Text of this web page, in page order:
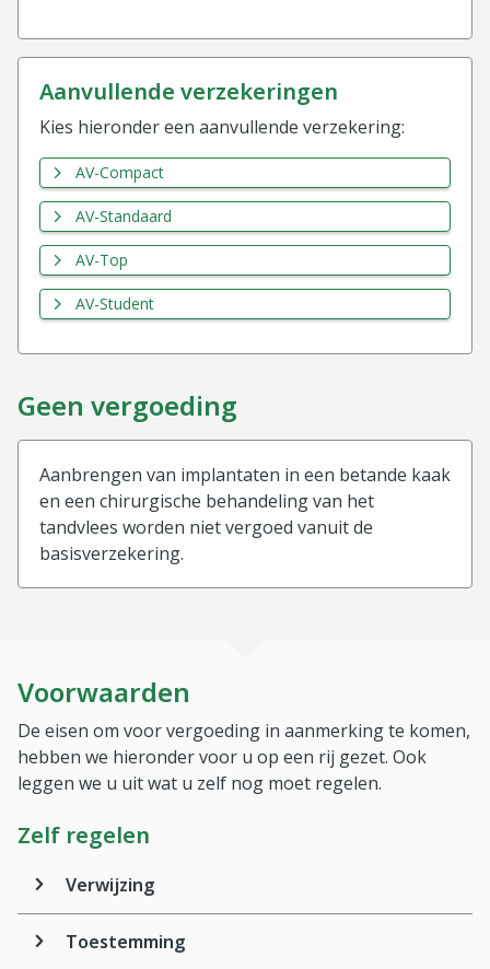
aanvullende verzekeringen
Kies hieronder een aanvullende verzekering:
AV-Compact
AV-Standaard
AV-Top
AV-Student
Geen vergoeding
Aanbrengen van implantaten in een betande kaak
en een chirurgische behandeling van het
tandvlees worden niet vergoed vanuit de
basisverzekering.
Voorwaarden
De eisen om voor vergoeding in aanmerking te komen,
hebben we hieronder voor u op een rij gezet. Ook
leggen we u uit wat u zelf nog moet regelen.
Zelf regelen
Verwijzing
Toestemming